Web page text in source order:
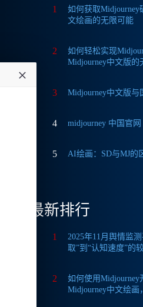
1
如何获取
文绘画的无限可能
2
如何轻松实现
Midjourney中文版的
3 Midjourney中文版与
4 midjourney 中国官网
5 AI绘画：SD与MJ的
最新排行
1
2025年11月舆情监
取”到“认知速度”的
2
如何使用Midjourney
Midjourney中文绘画